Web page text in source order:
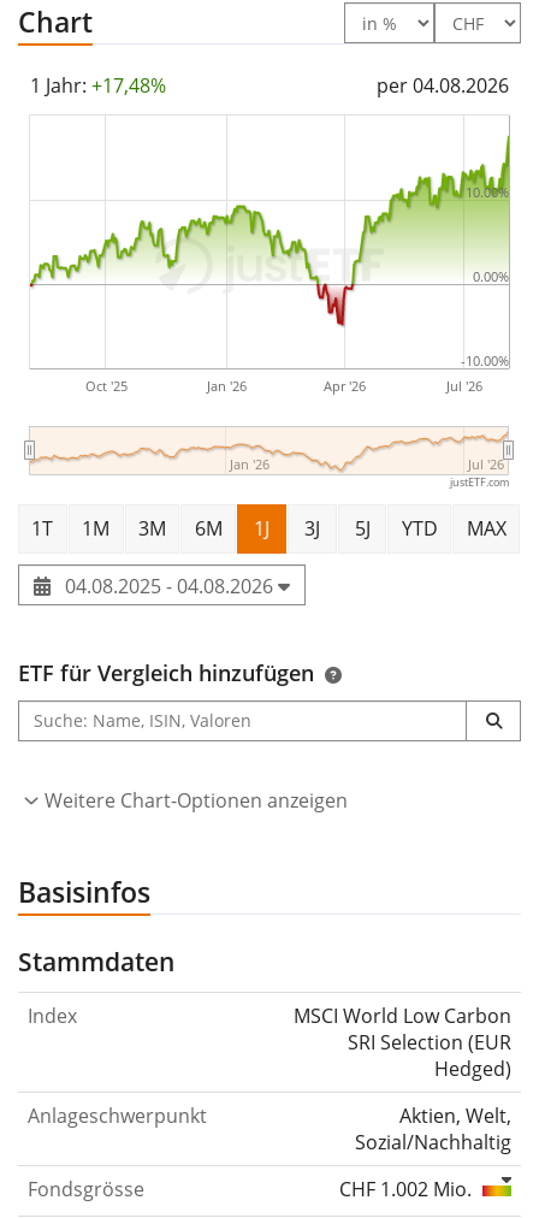
durchvollständige Replikation
(Erwerb aller
werden thesauriert (in den ETF reinvestiert).
1.002 Mio. CHF
Fondsvolumen
. Der ETF wurde
am 9. September 2020
in Irland aufgelegt.
Chart
1 Jahr: +17,48% per 04.08.2026
Oct '25 Jan '26 Apr '26 Jul '26
Jan '26 Jul '26
-10.00%
0.00%
10.00%
justETF.com
1T 1M 3M 6M 1J 3J 5J YTD MAX
04.08.2025 - 04.08.2026
ETF für Vergleich hinzufügen
Weitere Chart-Optionen anzeigen
Basisinfos
Stammdaten
Index
MSCI World Low Carbon
SRI Selection (EUR
Hedged)
Anlageschwerpunkt
Aktien, Welt,
Sozial/Nachhaltig
Fondsgrösse
CHF 1.002 Mio.